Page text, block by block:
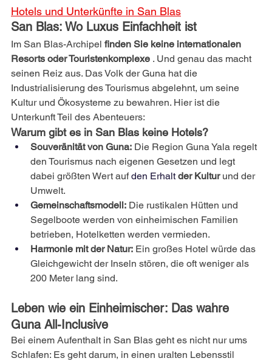
Hotels und Unterkünfte in San Blas
San Blas: Wo Luxus Einfachheit ist
Im San Blas-Archipel finden Sie keine internationalen
Resorts oder Touristenkomplexe . Und genau das macht
seinen Reiz aus. Das Volk der Guna hat die
Industrialisierung des Tourismus abgelehnt, um seine
Kultur und Ökosysteme zu bewahren. Hier ist die
Unterkunft Teil des Abenteuers:
Warum gibt es in San Blas keine Hotels?
Souveränität von Guna: Die Region Guna Yala regelt
den Tourismus nach eigenen Gesetzen und legt
dabei größten Wert auf den Erhalt der Kultur und der
Umwelt.
Gemeinschaftsmodell: Die rustikalen Hütten und
Segelboote werden von einheimischen Familien
betrieben, Hotelketten werden vermieden.
Harmonie mit der Natur: Ein großes Hotel würde das
Gleichgewicht der Inseln stören, die oft weniger als
200 Meter lang sind.
Leben wie ein Einheimischer: Das wahre
Guna All-Inclusive
Bei einem Aufenthalt in San Blas geht es nicht nur ums
Schlafen: Es geht darum, in einen uralten Lebensstil